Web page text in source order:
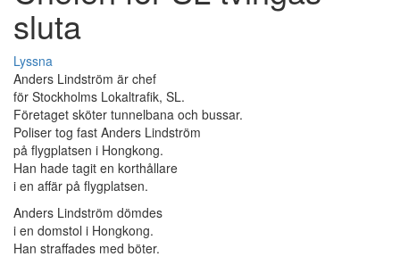
sluta
Lyssna
Anders Lindström är chef
för Stockholms Lokaltrafik, SL.
Företaget sköter tunnelbana och bussar.
Poliser tog fast Anders Lindström
på flygplatsen i Hongkong.
Han hade tagit en korthållare
i en affär på flygplatsen.
Anders Lindström dömdes
i en domstol i Hongkong.
Han straffades med böter.